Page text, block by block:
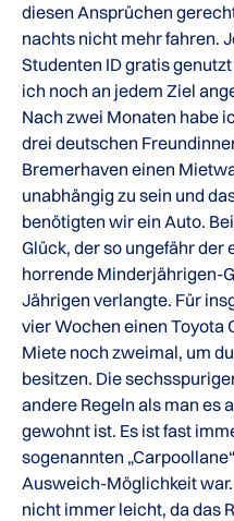
diesen Ansprüchen
nachts nicht mehr fahren.
Studenten ID gratis
ich noch an jedem Ziel
Nach zwei Monaten habe
drei deutschen
Bremerhaven einen
unabhängig zu sein und
benötigten wir ein Auto.
Glück, der so ungefähr der
horrende Minderjährigen-
Jährigen verlangte. Für
vier Wochen einen Toyota
Miete noch zweimal, um
besitzen. Die
andere Regeln als man es
gewohnt ist. Es ist fast
sogenannten
Ausweich-Möglichkeit
nicht immer leicht, da das